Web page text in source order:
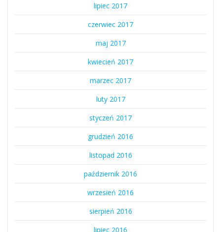
lipiec 2017
czerwiec 2017
maj 2017
kwiecień 2017
marzec 2017
luty 2017
styczeń 2017
grudzień 2016
listopad 2016
październik 2016
wrzesień 2016
sierpień 2016
lipiec 2016